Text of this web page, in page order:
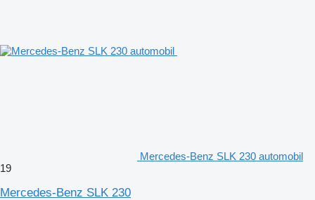
Mercedes-Benz SLK 230 automobil
19
Mercedes-Benz SLK 230